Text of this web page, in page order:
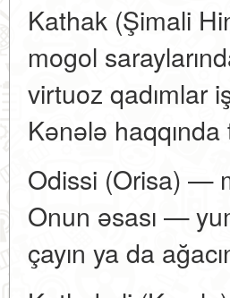
Kathak (Şimali
mogol
virtuoz qadımlar
Kənələ
Odissi (Orisa) —
Onun əsası —
çayın ya da